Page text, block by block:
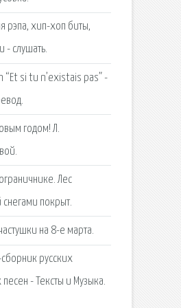
рэпа, хип-хоп биты,
- слушать.
“Et si tu n’existais pas” -
годом! Л.
Лес
покрыт.
на 8-е марта.
русских
- Тексты и Музыка.